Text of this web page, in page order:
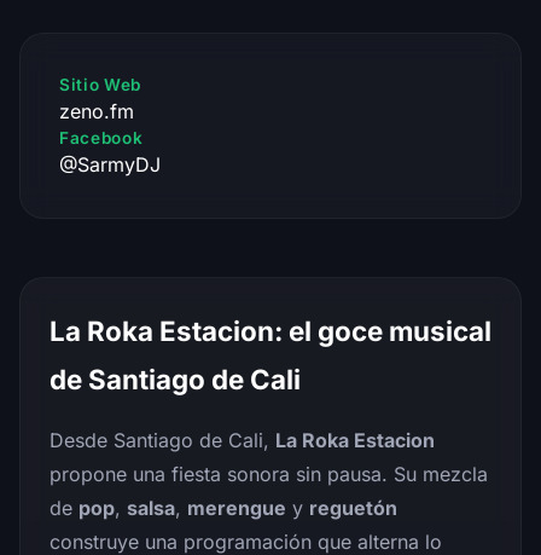
Sitio Web
zeno.fm
Facebook
@SarmyDJ
La Roka Estacion: el goce musical
de Santiago de Cali
Desde Santiago de Cali, La Roka Estacion
propone una fiesta sonora sin pausa. Su mezcla
de pop, salsa, merengue y reguetón
construye una programación que alterna lo